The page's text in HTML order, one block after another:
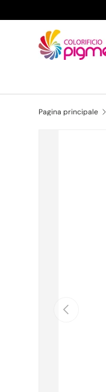
Passa ai
Pagina principale
Indietro